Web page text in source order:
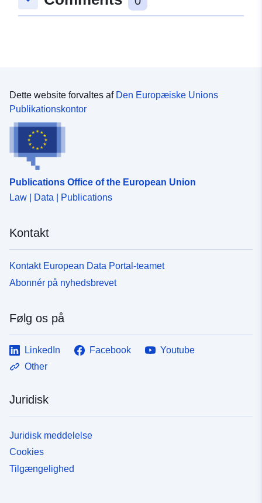
Dette website forvaltes af Den Europæiske Unions
Publikationskontor
Publications Office of the European Union
Law | Data | Publications
Kontakt
Kontakt European Data Portal-teamet
Abonnér på nyhedsbrevet
Følg os på
LinkedIn Facebook
Youtube
Other
Juridisk
Juridisk meddelelse
Cookies
Tilgængelighed